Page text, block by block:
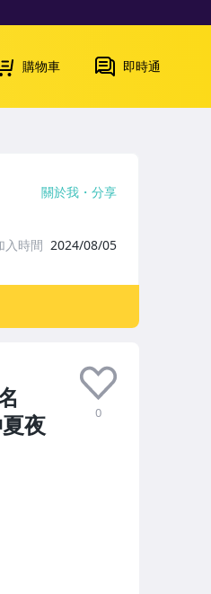
購物車 即時通
夜
0
關於我 分享
入時間 2024/08/05